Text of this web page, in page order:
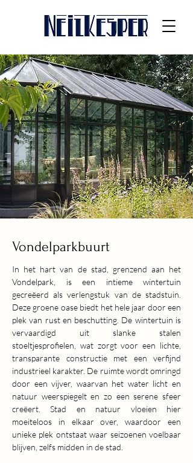
Vondelparkbuurt
In het hart van de stad, grenzend aan het
Vondelpark, is een intieme wintertuin
gecreëerd als verlengstuk van de stadstuin.
Deze groene oase biedt het hele jaar door een
plek van rust en beschutting. De wintertuin is
vervaardigd uit slanke stalen
stoeltjesprofielen, wat zorgt voor een lichte,
transparante constructie met een verfijnd
industrieel karakter. De ruimte wordt omringd
door een vijver, waarvan het water licht en
natuur weerspiegelt en zo een serene sfeer
creëert. Stad en natuur vloeien hier
moeiteloos in elkaar over, waardoor een
unieke plek ontstaat waar seizoenen voelbaar
blijven, zelfs midden in de stad.